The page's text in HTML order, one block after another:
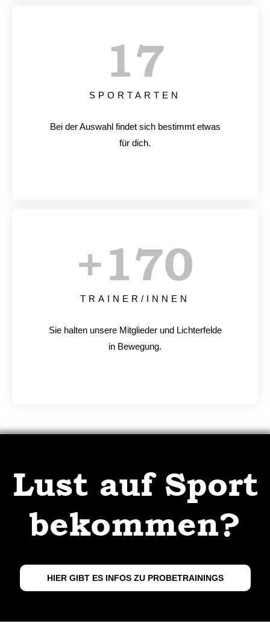
SPORTARTEN
17
Bei der Auswahl findet sich bestimmt etwas
für dich.
TRAINER/INNEN
+170
Sie halten unsere Mitglieder und Lichterfelde
in Bewegung.
Lust auf Sport
bekommen?
HIER GIBT ES INFOS ZU PROBETRAININGS